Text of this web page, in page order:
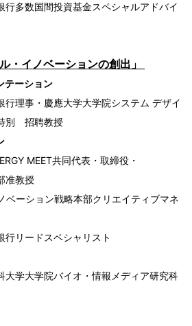
数国間投資基金スペシャルアドバイ
・イノベーションの創出」
テーション
事・慶應大学大学院システム デザイ
別 招聘教授
MEET共同代表・取締役・
教授
ション戦略本部クリエイティブマネ
ードスペシャリスト
大学院バイオ・情報メディア研究科